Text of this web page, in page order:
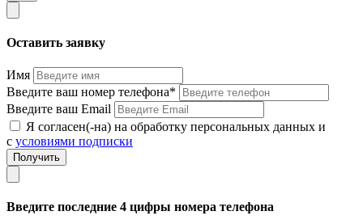
Оставить заявку
Имя
Введите ваш номер телефона*
Введите ваш Email
Я согласен(-на) на обработку персональных данных и
с условиями подписки
Введите последние 4 цифры номера телефона